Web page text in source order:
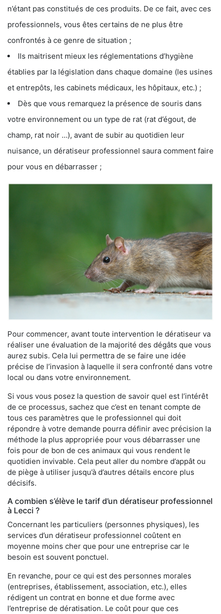
n’étant pas constitués de ces produits. De ce fait, avec ces
professionnels, vous êtes certains de ne plus être
confrontés à ce genre de situation ;
Ils maitrisent mieux les réglementations d’hygiène
établies par la législation dans chaque domaine (les usines
et entrepôts, les cabinets médicaux, les hôpitaux, etc.) ;
Dès que vous remarquez la présence de souris dans
votre environnement ou un type de rat (rat d’égout, de
champ, rat noir …), avant de subir au quotidien leur
nuisance, un dératiseur professionnel saura comment faire
pour vous en débarrasser ;
Pour commencer, avant toute intervention le dératiseur va
réaliser une évaluation de la majorité des dégâts que vous
aurez subis. Cela lui permettra de se faire une idée
précise de l’invasion à laquelle il sera confronté dans votre
local ou dans votre environnement.
Si vous vous posez la question de savoir quel est l’intérêt
de ce processus, sachez que c’est en tenant compte de
tous ces paramètres que le professionnel qui doit
répondre à votre demande pourra définir avec précision la
méthode la plus appropriée pour vous débarrasser une
fois pour de bon de ces animaux qui vous rendent le
quotidien invivable. Cela peut aller du nombre d’appât ou
de piège à utiliser jusqu’à d’autres détails encore plus
décisifs.
A combien s’élève le tarif d’un dératiseur professionnel
à Lecci ?
Concernant les particuliers (personnes physiques), les
services d’un dératiseur professionnel coûtent en
moyenne moins cher que pour une entreprise car le
besoin est souvent ponctuel.
En revanche, pour ce qui est des personnes morales
(entreprises, établissement, association, etc.), elles
rédigent un contrat en bonne et due forme avec
l’entreprise de dératisation. Le coût pour que ces